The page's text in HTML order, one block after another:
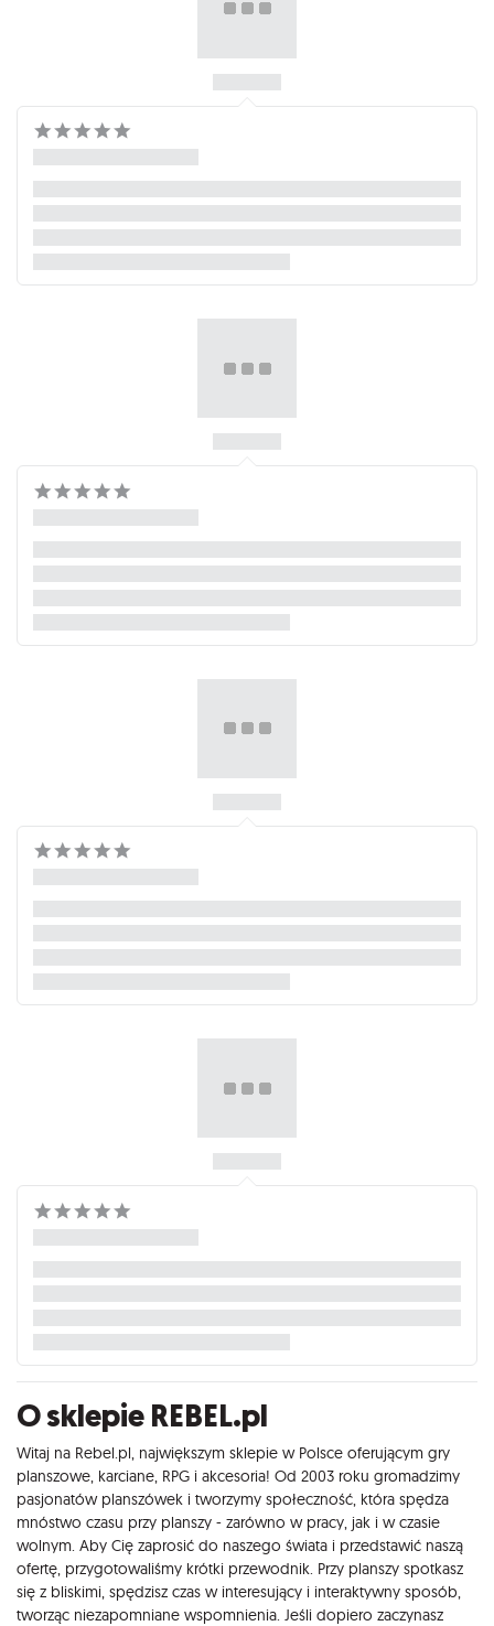
O sklepie REBEL.pl
Witaj na Rebel.pl, największym sklepie w Polsce oferującym gry
planszowe, karciane, RPG i akcesoria! Od 2003 roku gromadzimy
pasjonatów planszówek i tworzymy społeczność, która spędza
mnóstwo czasu przy planszy - zarówno w pracy, jak i w czasie
wolnym. Aby Cię zaprosić do naszego świata i przedstawić naszą
ofertę, przygotowaliśmy krótki przewodnik. Przy planszy spotkasz
się z bliskimi, spędzisz czas w interesujący i interaktywny sposób,
tworząc niezapomniane wspomnienia. Jeśli dopiero zaczynasz